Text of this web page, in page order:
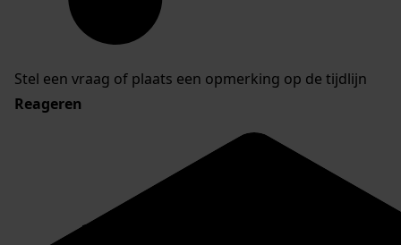
Stel een vraag of plaats een opmerking op de tijdlijn
Reageren